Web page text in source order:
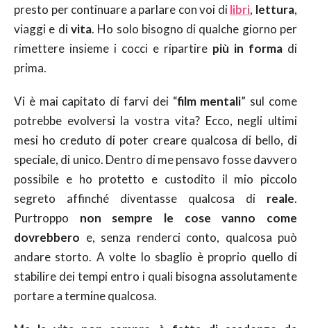
presto per continuare a parlare con voi dilibri, lettura,
viaggi e divita. Ho solo bisogno di qualche giorno per
rimettere insieme i cocci e ripartire più in forma di
prima.
Vi è mai capitato di farvi dei “film mentali” sul come
potrebbe evolversi la vostra vita? Ecco, negli ultimi
mesi ho creduto di poter creare qualcosa di bello, di
speciale, di unico. Dentro di me pensavo fosse davvero
possibile e ho protetto e custodito il mio piccolo
segreto affinché diventasse qualcosa di reale.
Purtroppo non sempre le cose vanno come
dovrebbero e, senza renderci conto, qualcosa può
andare storto. A volte lo sbaglio è proprio quello di
stabilire dei tempi entro i quali bisogna assolutamente
portare a termine qualcosa.